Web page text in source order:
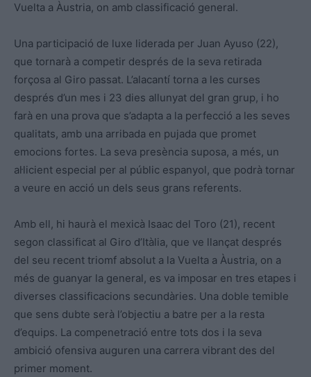
Vuelta a Àustria, on amb classificació general.
Una participació de luxe liderada per Juan Ayuso (22),
que tornarà a competir després de la seva retirada
forçosa al Giro passat. L’alacantí torna a les curses
després d’un mes i 23 dies allunyat del gran grup, i ho
farà en una prova que s’adapta a la perfecció a les seves
qualitats, amb una arribada en pujada que promet
emocions fortes. La seva presència suposa, a més, un
al·licient especial per al públic espanyol, que podrà tornar
a veure en acció un dels seus grans referents.
Amb ell, hi haurà el mexicà Isaac del Toro (21), recent
segon classificat al Giro d’Itàlia, que ve llançat després
del seu recent triomf absolut a la Vuelta a Àustria, on a
més de guanyar la general, es va imposar en tres etapes i
diverses classificacions secundàries. Una doble temible
que sens dubte serà l’objectiu a batre per a la resta
d’equips. La compenetració entre tots dos i la seva
ambició ofensiva auguren una carrera vibrant des del
primer moment.